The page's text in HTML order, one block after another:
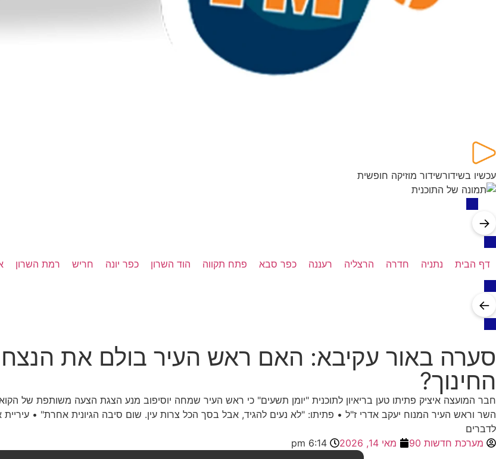
עכשיו בשידורשידור מוזיקה חופשית
→
דף הבית נתניה חדרה הרצליה רעננה כפר סבא פתח תקווה הוד השרון כפר יונה חריש רמת השרון
←
סערה באור עקיבא: האם ראש העיר בולם את
החינוך?
חבר המועצה איציק פתיתו טען בריאיון לתוכנית "יומן תשעים" כי ראש העיר שמחה יוסיפוב מנע הצגת הצעה משותפת של
השר וראש העיר המנוח יעקב אדרי ז"ל • פתיתו: "לא נעים להגיד, אבל בסך הכל צרות עין. שום סיבה הגיונית אחרת" •
לדברים
מערכת חדשות 90
מאי 14, 2026 6:14 pm